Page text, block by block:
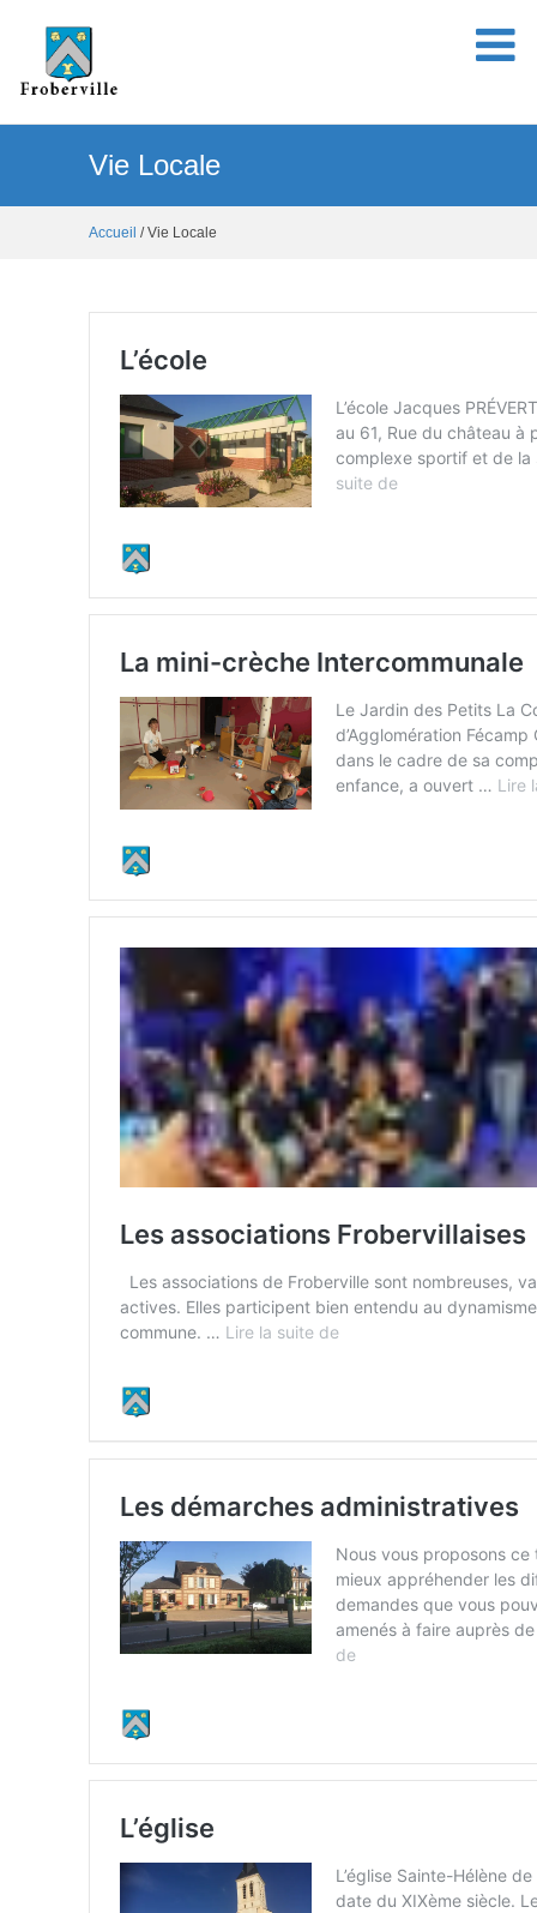
Vie Locale
Accueil / Vie Locale